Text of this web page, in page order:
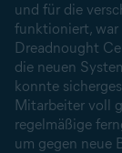
und für die
funktioniert, war
Dreadnought
die neuen
konnte
Mitarbeiter voll
regelmäßige
um gegen neue